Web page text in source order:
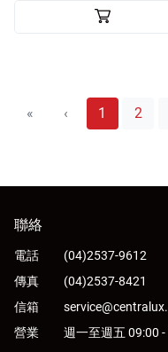
« ‹ 1 2
聯絡
電話
(04)2537-9612
傳真
(04)2537-8421
信箱
營業
週一至週五 09:00 -